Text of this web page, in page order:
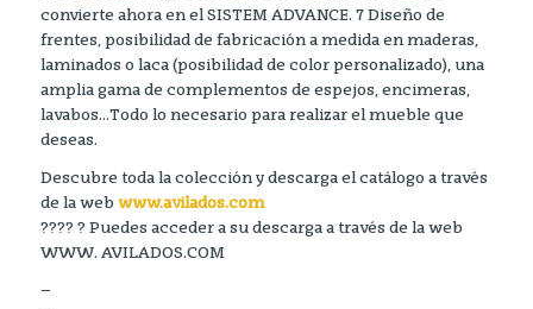
convierte ahora en el SISTEM ADVANCE. 7 Diseño de
frentes, posibilidad de fabricación a medida en maderas,
laminados o laca (posibilidad de color personalizado), una
amplia gama de complementos de espejos, encimeras,
lavabos…Todo lo necesario para realizar el mueble que
deseas.
Descubre toda la colección y descarga el catálogo a través
de la web www.avilados.com
???? ? Puedes acceder a su descarga a través de la web
WWW. AVILADOS.COM
–